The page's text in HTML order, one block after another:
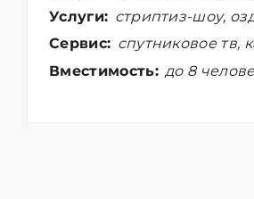
Услуги: стриптиз-шоу,
Сервис: спутниковое тв,
Вместимость: до 8